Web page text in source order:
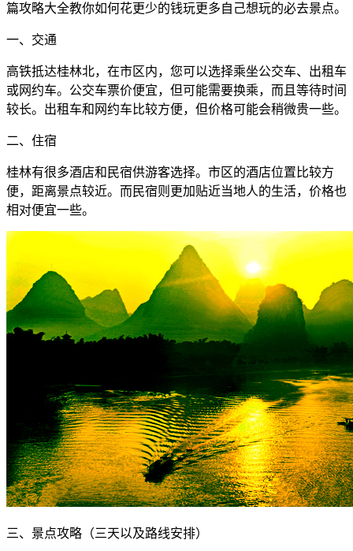
篇攻略大全教你如何花更少的钱玩更多自己想玩的必去景点。
一、交通
高铁抵达桂林北，在市区内，您可以选择乘坐公交车、出租车
或网约车。公交车票价便宜，但可能需要换乘，而且等待时间
较长。出租车和网约车比较方便，但价格可能会稍微贵一些。
二、住宿
桂林有很多酒店和民宿供游客选择。市区的酒店位置比较方
便，距离景点较近。而民宿则更加贴近当地人的生活，价格也
相对便宜一些。
三、景点攻略（三天以及路线安排）